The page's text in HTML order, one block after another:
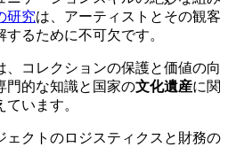
研究は、アーティストとその観客
るために不可欠です。
、コレクションの保護と価値の向
門的な知識と国家の文化遺産に関
います。
ェクトのロジスティクスと財務の